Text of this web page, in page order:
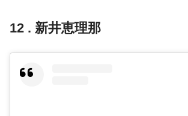
12 . 新井恵理那